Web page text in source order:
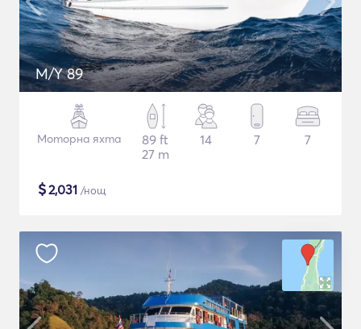
M/Y 89
Моторна яхта
89 ft
27 m
14 7 7
$2,031 /нощ